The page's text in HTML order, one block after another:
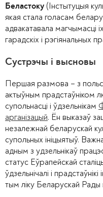
Беластоку (Інстытуцыя
якая стала голасам
адвакатавала магчымасці
гарадскіх і рэгіянальных
Сустрэчы і высновы
Першая размова – з
актыўным прадстаўніком
супольнасці і ўдзельнікам
арганізацый. Ён выказаў
незалежнай беларускай
супольных ініцыятыў.
адным з удзельнікаў
статус Еўрапейскай
ўдзельнічалі і
тым ліку Беларускай Рады